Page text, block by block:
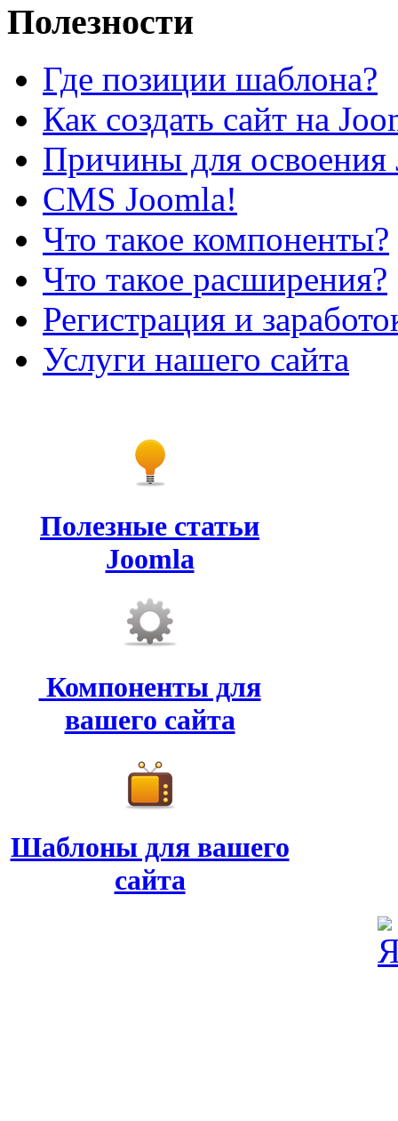
Полезности
Где позиции шаблона?
Как создать сайт на
Причины для освоения
CMS Joomla!
Что такое компоненты?
Что такое расширения?
Регистрация и
Услуги нашего сайта
Полезные статьи
Joomla
Компоненты для
вашего сайта
Шаблоны для вашего
сайта